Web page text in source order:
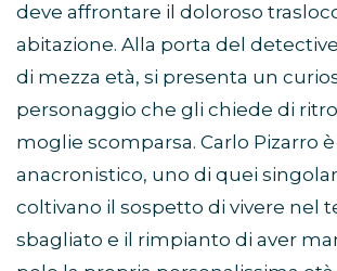
deve affrontare il doloroso
abitazione. Alla porta del
di mezza età, si presenta un
personaggio che gli chiede di
moglie scomparsa. Carlo Pizarro
anacronistico, uno di quei
coltivano il sospetto di vivere nel
sbagliato e il rimpianto di aver